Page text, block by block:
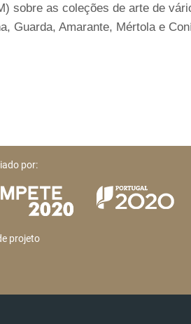
sobre as coleções de arte de
Guarda, Amarante, Mértola e
por:
projeto